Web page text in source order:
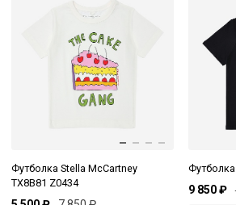
Футболка Stella McCartney
TX8B81 Z0434
9 850 ₽